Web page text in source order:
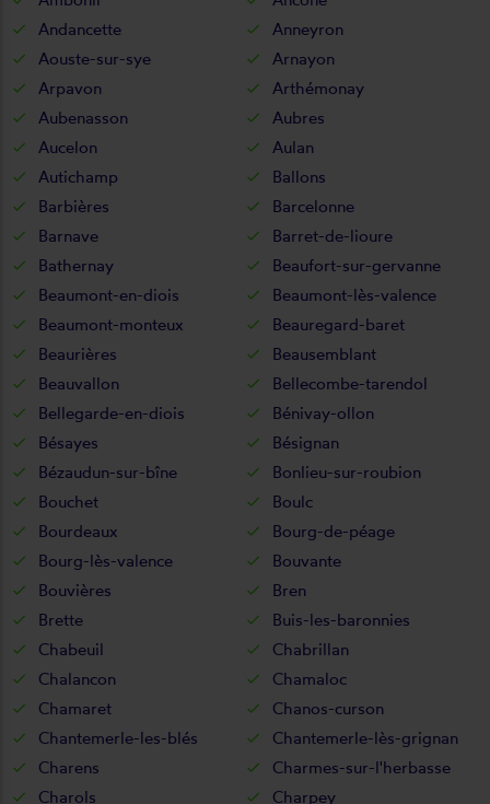
Andancette
Anneyron
Aouste-sur-sye
Arnayon
Arpavon
Arthémonay
Aubenasson
Aubres
Aucelon
Aulan
Autichamp
Ballons
Barbières
Barcelonne
Barnave
Barret-de-lioure
Bathernay
Beaufort-sur-gervanne
Beaumont-en-diois
Beaumont-lès-valence
Beaumont-monteux
Beauregard-baret
Beaurières
Beausemblant
Beauvallon
Bellecombe-tarendol
Bellegarde-en-diois
Bénivay-ollon
Bésayes
Bésignan
Bézaudun-sur-bîne
Bonlieu-sur-roubion
Bouchet
Boulc
Bourdeaux
Bourg-de-péage
Bourg-lès-valence
Bouvante
Bouvières
Bren
Brette
Buis-les-baronnies
Chabeuil
Chabrillan
Chalancon
Chamaloc
Chamaret
Chanos-curson
Chantemerle-les-blés
Chantemerle-lès-grignan
Charens
Charmes-sur-l'herbasse
Charols
Charpey